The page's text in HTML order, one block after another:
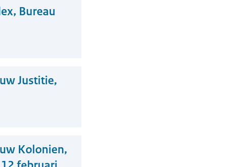
Bureau
Justitie,
Kolonien,